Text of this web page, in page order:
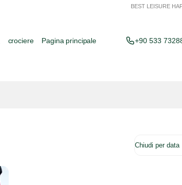
BEST LEISURE
crociere Pagina principale +90 533